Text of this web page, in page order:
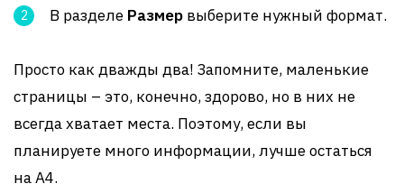
В разделе Размер выберите нужный формат.
Просто как дважды два! Запомните, маленькие
страницы – это, конечно, здорово, но в них не
всегда хватает места. Поэтому, если вы
планируете много информации, лучше остаться
на A4.